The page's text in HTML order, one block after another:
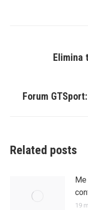
Elimina
Forum
Related posts
19